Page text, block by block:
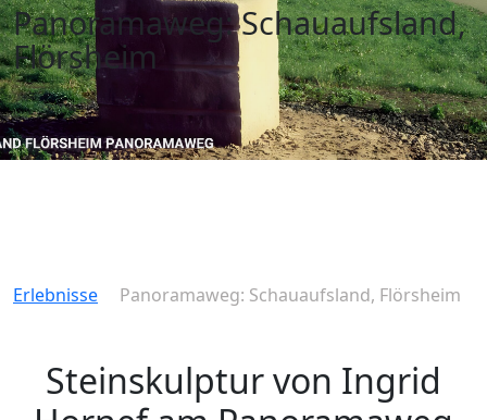
Panoramaweg: Schauaufsland,
Flörsheim
Erlebnisse Panoramaweg: Schauaufsland, Flörsheim
Steinskulptur von Ingrid